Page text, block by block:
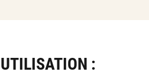
UTILISATION :